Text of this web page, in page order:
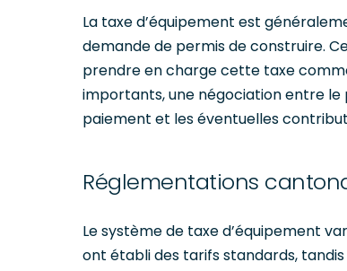
La taxe d’équipement est
demande de permis de construire.
prendre en charge cette taxe
importants, une négociation entre
paiement et les éventuelles
Réglementations
Le système de taxe d’équipement
ont établi des tarifs standards,